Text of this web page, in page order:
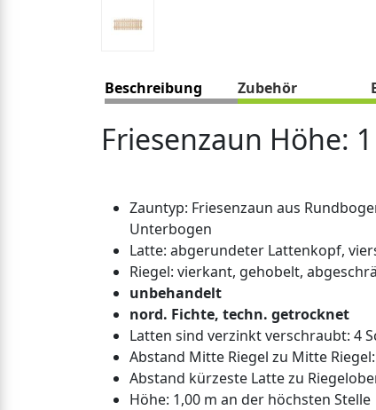
Beschreibung Zubehör
Friesenzaun Höhe:
Zauntyp: Friesenzaun aus
Unterbogen
Latte: abgerundeter Lattenkopf,
Riegel: vierkant, gehobelt,
unbehandelt
nord. Fichte, techn. getrocknet
Latten sind verzinkt verschraubt: 4
Abstand Mitte Riegel zu Mitte
Abstand kürzeste Latte zu
Höhe: 1,00 m an der höchsten Stelle